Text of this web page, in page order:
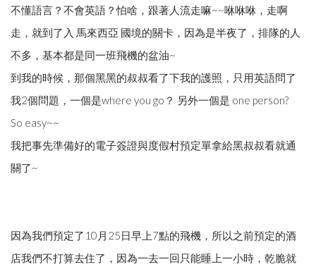
不懂語言？不會英語？怕啥，跟著人流走嘛~~咻咻咻，走啊
走，就到了入 馬來西亞 國境的關卡，因為是半夜了，排隊的人
不多，基本都是同一班飛機的盆油~
到我的時候，那個黑黑的叔叔看了下我的護照，只用英語問了
我2個問題，一個是where you go？ 另外一個是 one person?
So easy~~
我把事先準備好的電子簽證與度假村預定單拿給黑叔叔看就通
關了~
因為我們預定了10月25日早上7點的飛機，所以之前預定的酒
店我們不打算去住了，因為一去一回只能睡上一小時，乾脆就